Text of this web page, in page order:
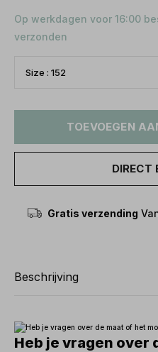
Op werkdagen voor 16:00
verzonden
TOEVOEGEN
DIRECT
Gratis verzending
Beschrijving
Heb je vragen over